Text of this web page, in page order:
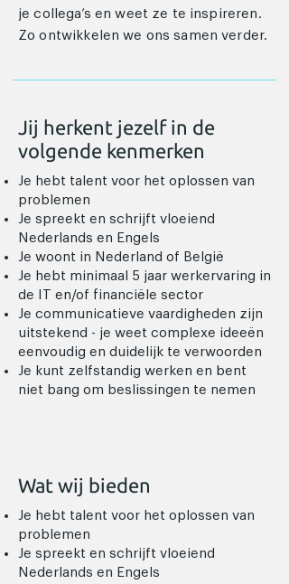
je collega’s en weet ze te inspireren.
Zo ontwikkelen we ons samen verder.
Jij herkent jezelf in de
volgende kenmerken
Je hebt talent voor het oplossen van
problemen
Je spreekt en schrijft vloeiend
Nederlands en Engels
Je woont in Nederland of België
Je hebt minimaal 5 jaar werkervaring in
de IT en/of financiële sector
Je communicatieve vaardigheden zijn
uitstekend - je weet complexe ideeën
eenvoudig en duidelijk te verwoorden
Je kunt zelfstandig werken en bent
niet bang om beslissingen te nemen
Wat wij bieden
Je hebt talent voor het oplossen van
problemen
Je spreekt en schrijft vloeiend
Nederlands en Engels